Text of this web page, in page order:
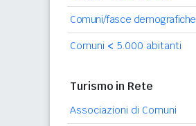
Comuni/fasce demografiche
Comuni < 5.000 abitanti
Turismo in Rete
Associazioni di Comuni